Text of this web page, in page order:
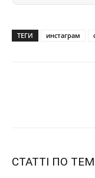
ТЕГИ инстаграм
СТАТТІ ПО